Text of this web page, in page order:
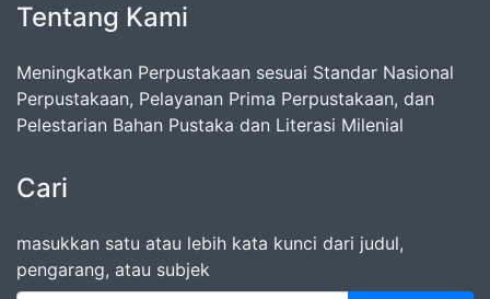
Tentang Kami
Meningkatkan Perpustakaan sesuai Standar Nasional
Perpustakaan, Pelayanan Prima Perpustakaan, dan
Pelestarian Bahan Pustaka dan Literasi Milenial
Cari
masukkan satu atau lebih kata kunci dari judul,
pengarang, atau subjek